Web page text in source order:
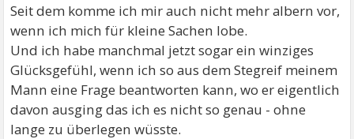
Seit dem komme ich mir auch nicht mehr albern vor,
wenn ich mich für kleine Sachen lobe.
Und ich habe manchmal jetzt sogar ein winziges
Glücksgefühl, wenn ich so aus dem Stegreif meinem
Mann eine Frage beantworten kann, wo er eigentlich
davon ausging das ich es nicht so genau - ohne
lange zu überlegen wüsste.